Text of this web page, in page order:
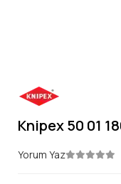
Knipex 50 01
Yorum Yaz